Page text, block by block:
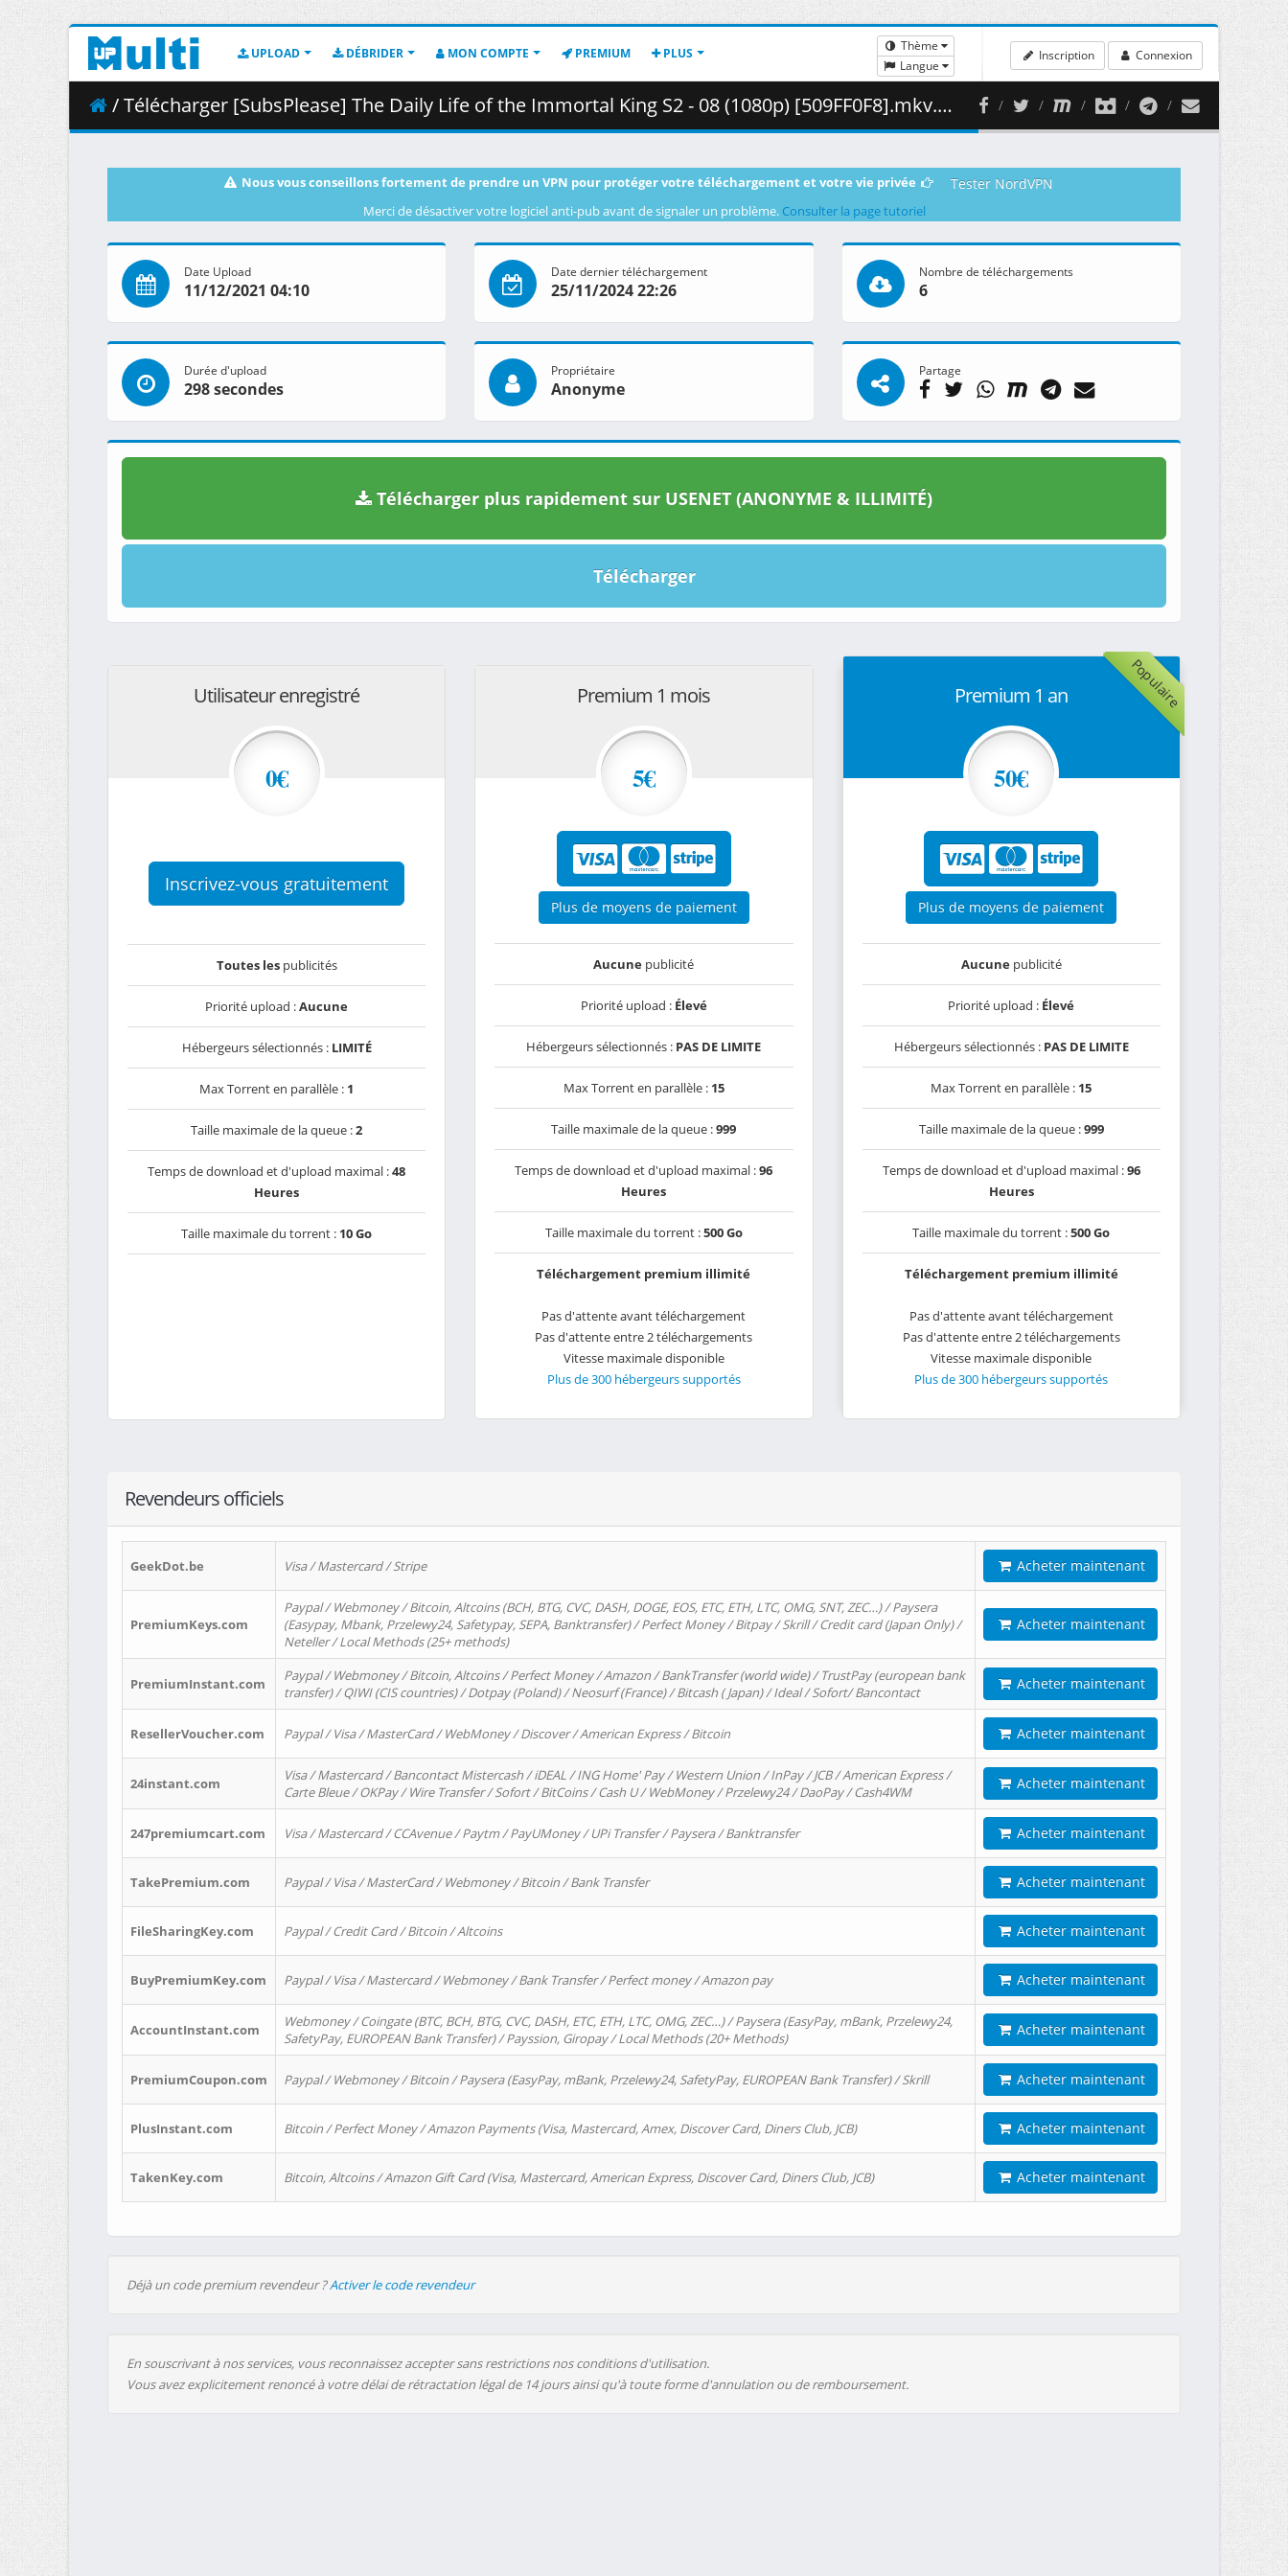
UPLOAD DÉBRIDER MON COMPTE PREMIUM PLUS
Thème
Langue
Inscription Connexion
/ Télécharger [SubsPlease] The Daily Life of the Immortal King S2 - 08 (1080p) [509FF0F8].mkv.001 ( 442.75 MB )
Nous vous conseillons fortement de prendre un VPN pour protéger votre téléchargement et votre vie privée Tester NordVPN
Merci de désactiver votre logiciel anti-pub avant de signaler un problème. Consulter la page tutoriel
Date Upload
11/12/2021 04:10
Date dernier téléchargement
25/11/2024 22:26
Nombre de téléchargements
6
Durée d'upload
298 secondes
Propriétaire
Anonyme
Partage
Télécharger plus rapidement sur USENET (ANONYME & ILLIMITÉ)
Télécharger
Utilisateur enregistré
0€
Inscrivez-vous gratuitement
Toutes lespublicités
Priorité upload :Aucune
Hébergeurs sélectionnés : LIMITÉ
Max Torrent en parallèle : 1
Taille maximale de la queue :2
Temps de download et d'upload maximal :48
Heures
Taille maximale du torrent : 10 Go
Premium 1 mois
5€
Plus de moyens de paiement
Aucune publicité
Priorité upload : Élevé
Hébergeurs sélectionnés : PAS DE LIMITE
Max Torrent en parallèle : 15
Taille maximale de la queue :999
Temps de download et d'upload maximal :96
Heures
Taille maximale du torrent :500 Go
Téléchargement premium illimité
Pas d'attente avant téléchargement
Pas d'attente entre 2 téléchargements
Vitesse maximale disponible
Plus de 300 hébergeurs supportés
Populaire
Premium 1 an
50€
Plus de moyens de paiement
Aucunepublicité
Priorité upload : Élevé
Hébergeurs sélectionnés : PAS DE LIMITE
Max Torrent en parallèle : 15
Taille maximale de la queue :999
Temps de download et d'upload maximal :96
Heures
Taille maximale du torrent :500 Go
Téléchargement premium illimité
Pas d'attente avant téléchargement
Pas d'attente entre 2 téléchargements
Vitesse maximale disponible
Plus de 300 hébergeurs supportés
Revendeurs officiels
GeekDot.be Visa / Mastercard / Stripe Acheter maintenant
PremiumKeys.com
Paypal / Webmoney / Bitcoin, Altcoins (BCH, BTG, CVC, DASH, DOGE, EOS, ETC, ETH, LTC, OMG, SNT, ZEC…) / Paysera
(Easypay, Mbank, Przelewy24, Safetypay, SEPA, Banktransfer) / Perfect Money / Bitpay / Skrill / Credit card (Japan Only) /
Neteller / Local Methods (25+ methods)
Acheter maintenant
PremiumInstant.com
Paypal / Webmoney / Bitcoin, Altcoins / Perfect Money / Amazon / BankTransfer (world wide) / TrustPay (european bank
transfer) / QIWI (CIS countries) / Dotpay (Poland) / Neosurf (France) / Bitcash ( Japan) / Ideal / Sofort/ Bancontact
Acheter maintenant
ResellerVoucher.com Paypal / Visa / MasterCard / WebMoney / Discover / American Express / Bitcoin Acheter maintenant
24instant.com
Visa / Mastercard / Bancontact Mistercash / iDEAL / ING Home' Pay / Western Union / InPay / JCB / American Express /
Carte Bleue / OKPay / Wire Transfer / Sofort / BitCoins / Cash U / WebMoney / Przelewy24 / DaoPay / Cash4WM
Acheter maintenant
247premiumcart.com Visa / Mastercard / CCAvenue / Paytm / PayUMoney / UPi Transfer / Paysera / Banktransfer Acheter maintenant
TakePremium.com Paypal / Visa / MasterCard / Webmoney / Bitcoin / Bank Transfer Acheter maintenant
FileSharingKey.com Paypal / Credit Card / Bitcoin / Altcoins Acheter maintenant
BuyPremiumKey.com Paypal / Visa / Mastercard / Webmoney / Bank Transfer / Perfect money / Amazon pay Acheter maintenant
AccountInstant.com
Webmoney / Coingate (BTC, BCH, BTG, CVC, DASH, ETC, ETH, LTC, OMG, ZEC…) / Paysera (EasyPay, mBank, Przelewy24,
SafetyPay, EUROPEAN Bank Transfer) / Payssion, Giropay / Local Methods (20+ Methods)
Acheter maintenant
PremiumCoupon.com Paypal / Webmoney / Bitcoin / Paysera (EasyPay, mBank, Przelewy24, SafetyPay, EUROPEAN Bank Transfer) / Skrill Acheter maintenant
PlusInstant.com Bitcoin / Perfect Money / Amazon Payments (Visa, Mastercard, Amex, Discover Card, Diners Club, JCB) Acheter maintenant
TakenKey.com Bitcoin, Altcoins / Amazon Gift Card (Visa, Mastercard, American Express, Discover Card, Diners Club, JCB) Acheter maintenant
Déjà un code premium revendeur ?Activer le code revendeur
En souscrivant à nos services, vous reconnaissez accepter sans restrictions nos conditions d'utilisation.
Vous avez explicitement renoncé à votre délai de rétractation légal de 14 jours ainsi qu'à toute forme d'annulation ou de remboursement.